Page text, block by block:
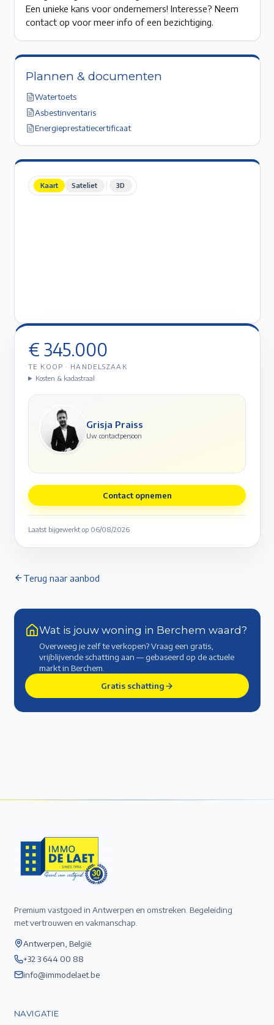
Een unieke kans voor ondernemers! Interesse? Neem
contact op voor meer info of een bezichtiging.
Plannen & documenten
Watertoets
Asbestinventaris
Energieprestatiecertificaat
Kaart Sateliet 3D
€ 345.000
TE KOOP · HANDELSZAAK
Kosten & kadastraal
Grisja Praiss
Uw contactpersoon
Contact opnemen
Laatst bijgewerkt op 06/08/2026
Terug naar aanbod
Wat is jouw woning in Berchem waard?
Overweeg je zelf te verkopen? Vraag een gratis,
vrijblijvende schatting aan — gebaseerd op de actuele
marktin Berchem
Gratis schatting
Premium vastgoed in Antwerpen en omstreken. Begeleiding
met vertrouwen en vakmanschap.
Antwerpen, België
+32 3 644 00 88
info@immodelaet.be
NAVIGATIE